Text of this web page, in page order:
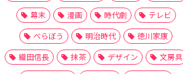
幕末
漫画 時代劇
テレビ
べらぼう
明治時代
徳川家康
織田信長
抹茶 デザイン
文房具